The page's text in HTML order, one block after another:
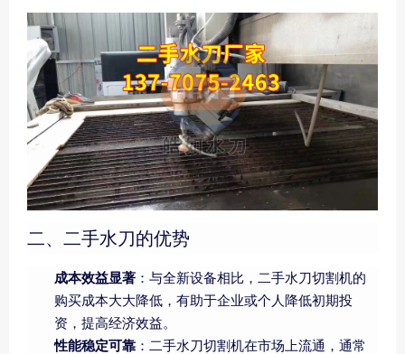
二、二手水刀的优势
成本效益显著 ：与全新设备相比，二手水刀切割机的
购买成本大大降低，有助于企业或个人降低初期投
资，提高经济效益。
性能稳定可靠 ：二手水刀切割机在市场上流通，通常